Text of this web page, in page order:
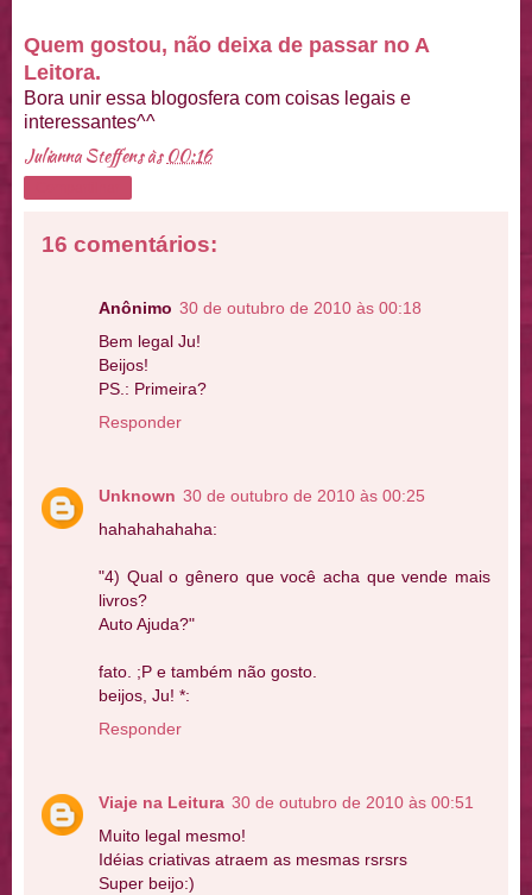
Quem gostou, não deixa de passar no A
Leitora.
Bora unir essa blogosfera com coisas legais e
interessantes^^
Julianna Steffensàs00:16
16 comentários:
Anônimo 30 de outubro de 2010 às 00:18
Bem legal Ju!
Beijos!
PS.: Primeira?
Responder
Unknown 30 de outubro de 2010 às 00:25
hahahahahaha:
"4) Qual o gênero que você acha que vende mais
livros?
Auto Ajuda?"
fato. ;P e também não gosto.
beijos, Ju! *:
Responder
Viaje na Leitura 30 de outubro de 2010 às 00:51
Muito legal mesmo!
Idéias criativas atraem as mesmas rsrsrs
Super beijo:)